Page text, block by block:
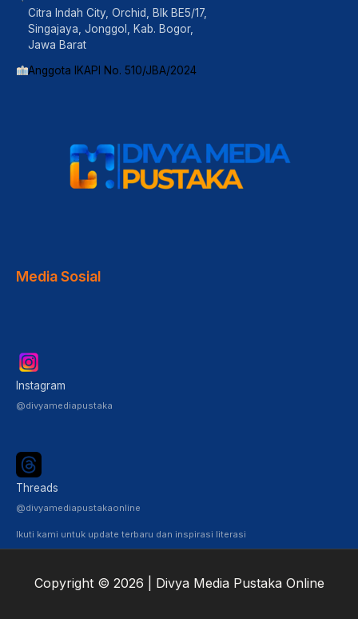
Citra Indah City, Orchid, Blk BE5/17,
Singajaya, Jonggol, Kab. Bogor,
Jawa Barat
Anggota IKAPI No. 510/JBA/2024
Media Sosial
Instagram
@divyamediapustaka
Threads
@divyamediapustakaonline
Ikuti kami untuk update terbaru dan inspirasi literasi
Copyright © 2026 | Divya Media Pustaka Online